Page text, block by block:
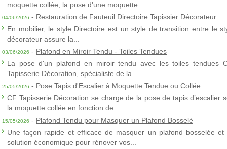
moquette collée, la pose d'une moquette...
04/06/2026 - Restauration de Fauteuil Directoire Tapissier Décorateur
En mobilier, le style Directoire est un style de transition entre le
décorateur assure la...
03/06/2026 - Plafond en Miroir Tendu - Toiles Tendues
La pose d'un plafond en miroir tendu avec les toiles tendues
Tapisserie Décoration, spécialiste de la...
25/05/2026 - Pose Tapis d'Escalier à Moquette Tendue ou Collée
CF Tapisserie Décoration se charge de la pose de tapis
la moquette collée en fonction de...
15/05/2026 - Plafond Tendu pour Masquer un Plafond Bosselé
Une façon rapide et efficace de masquer un plafond bosselée
solution économique pour rénover vos...